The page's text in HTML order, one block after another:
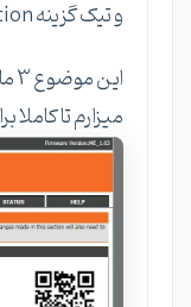
و تیک گزینه Enable MultiAP Isolation را بردارید
میزارم تا کاملا